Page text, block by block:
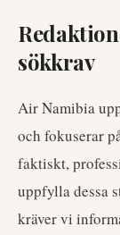
sökkrav
Air Namibia
och fokuserar
faktiskt,
uppfylla dessa
kräver vi